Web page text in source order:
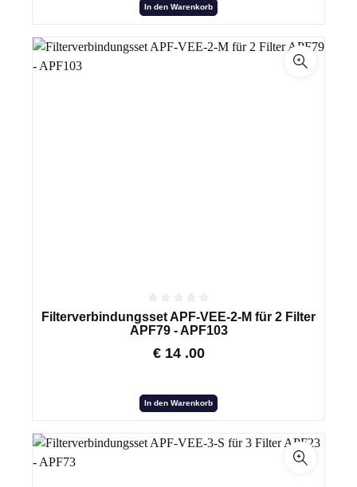
In den Warenkorb
Filterverbindungsset APF-VEE-2-M für 2 Filter
APF79 - APF103
€ 14 .00
In den Warenkorb